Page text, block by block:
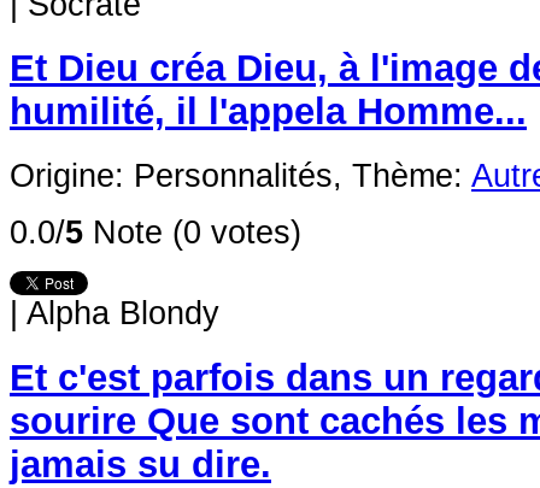
Et Dieu créa Dieu, à l'image
humilité, il l'appela Homme...
Origine: Personnalités, Thème:
0.0/5 Note (0 votes)
Alpha Blondy
Et c'est parfois dans un
sourire Que sont cachés les
jamais su dire.